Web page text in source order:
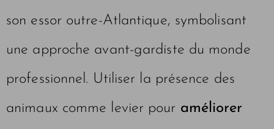
son essor outre-Atlantique, symbolisant
une approche avant-gardiste du monde
professionnel. Utiliser la présence des
animaux comme levier pour améliorer